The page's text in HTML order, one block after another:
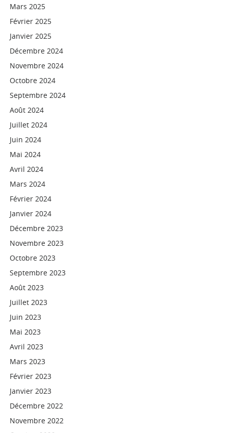
Mars 2025
Février 2025
Janvier 2025
Décembre 2024
Novembre 2024
Octobre 2024
Septembre 2024
Août 2024
Juillet 2024
Juin 2024
Mai 2024
Avril 2024
Mars 2024
Février 2024
Janvier 2024
Décembre 2023
Novembre 2023
Octobre 2023
Septembre 2023
Août 2023
Juillet 2023
Juin 2023
Mai 2023
Avril 2023
Mars 2023
Février 2023
Janvier 2023
Décembre 2022
Novembre 2022